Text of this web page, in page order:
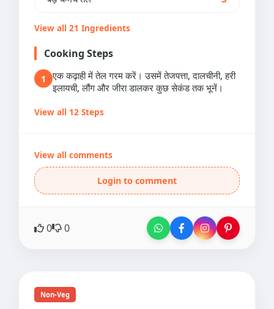
View all 21 Ingredients
Cooking Steps
1
एक कढ़ाही में तेल गरम करें। उसमें तेजपत्ता, दालचीनी, हरी
इलायची, लौंग और जीरा डालकर कुछ सेकंड तक भूनें।
View all 12 Steps
View all comments
Login to comment
0 0
Non-Veg